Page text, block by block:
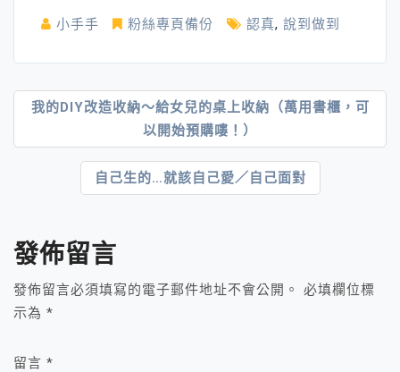
小手手 粉絲專頁備份 認真, 說到做到
文
章
我的DIY改造收納～給女兒的桌上收納（萬用書櫃，可
以開始預購嘍！）
自己生的…就該自己愛／自己面對
發佈留言
發佈留言必須填寫的電子郵件地址不會公開。
必填欄位標
示為 *
留言 *